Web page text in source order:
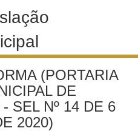
(PORTARIA
DE
SEL Nº 14 DE 6
2020)